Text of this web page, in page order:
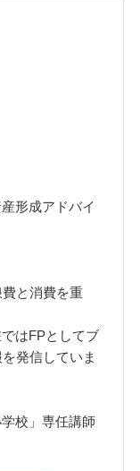
形成アドバイ
と消費を重
はFPとしてブ
発信していま
校」専任講師